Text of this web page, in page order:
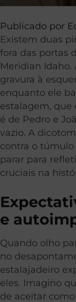
Publicado por
Existem duas
fora das portas
Meridian Idaho.
gravura à
enquanto ele
estalagem, que
é de Pedro e
vazio. A
contra o túmulo
parar para
cruciais na
e
Quando olho
no
estalajadeiro
eles. Imagino
de aceitar